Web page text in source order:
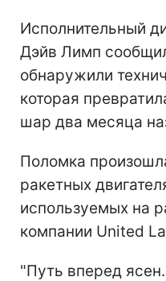
Исполнительный
Дэйв Лимп
обнаружили
которая
шар два месяца
Поломка
ракетных
используемых на
компании United
"Путь вперед